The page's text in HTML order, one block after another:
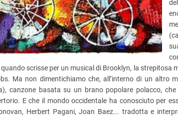
scrisse per un musical di Brooklyn, la strepitosa
Ma non dimentichiamo che, all’interno di un altro
canzone basata su un brano popolare polacco,
E che il mondo occidentale ha conosciuto per
Herbert Pagani, Joan Baez... tradotta e